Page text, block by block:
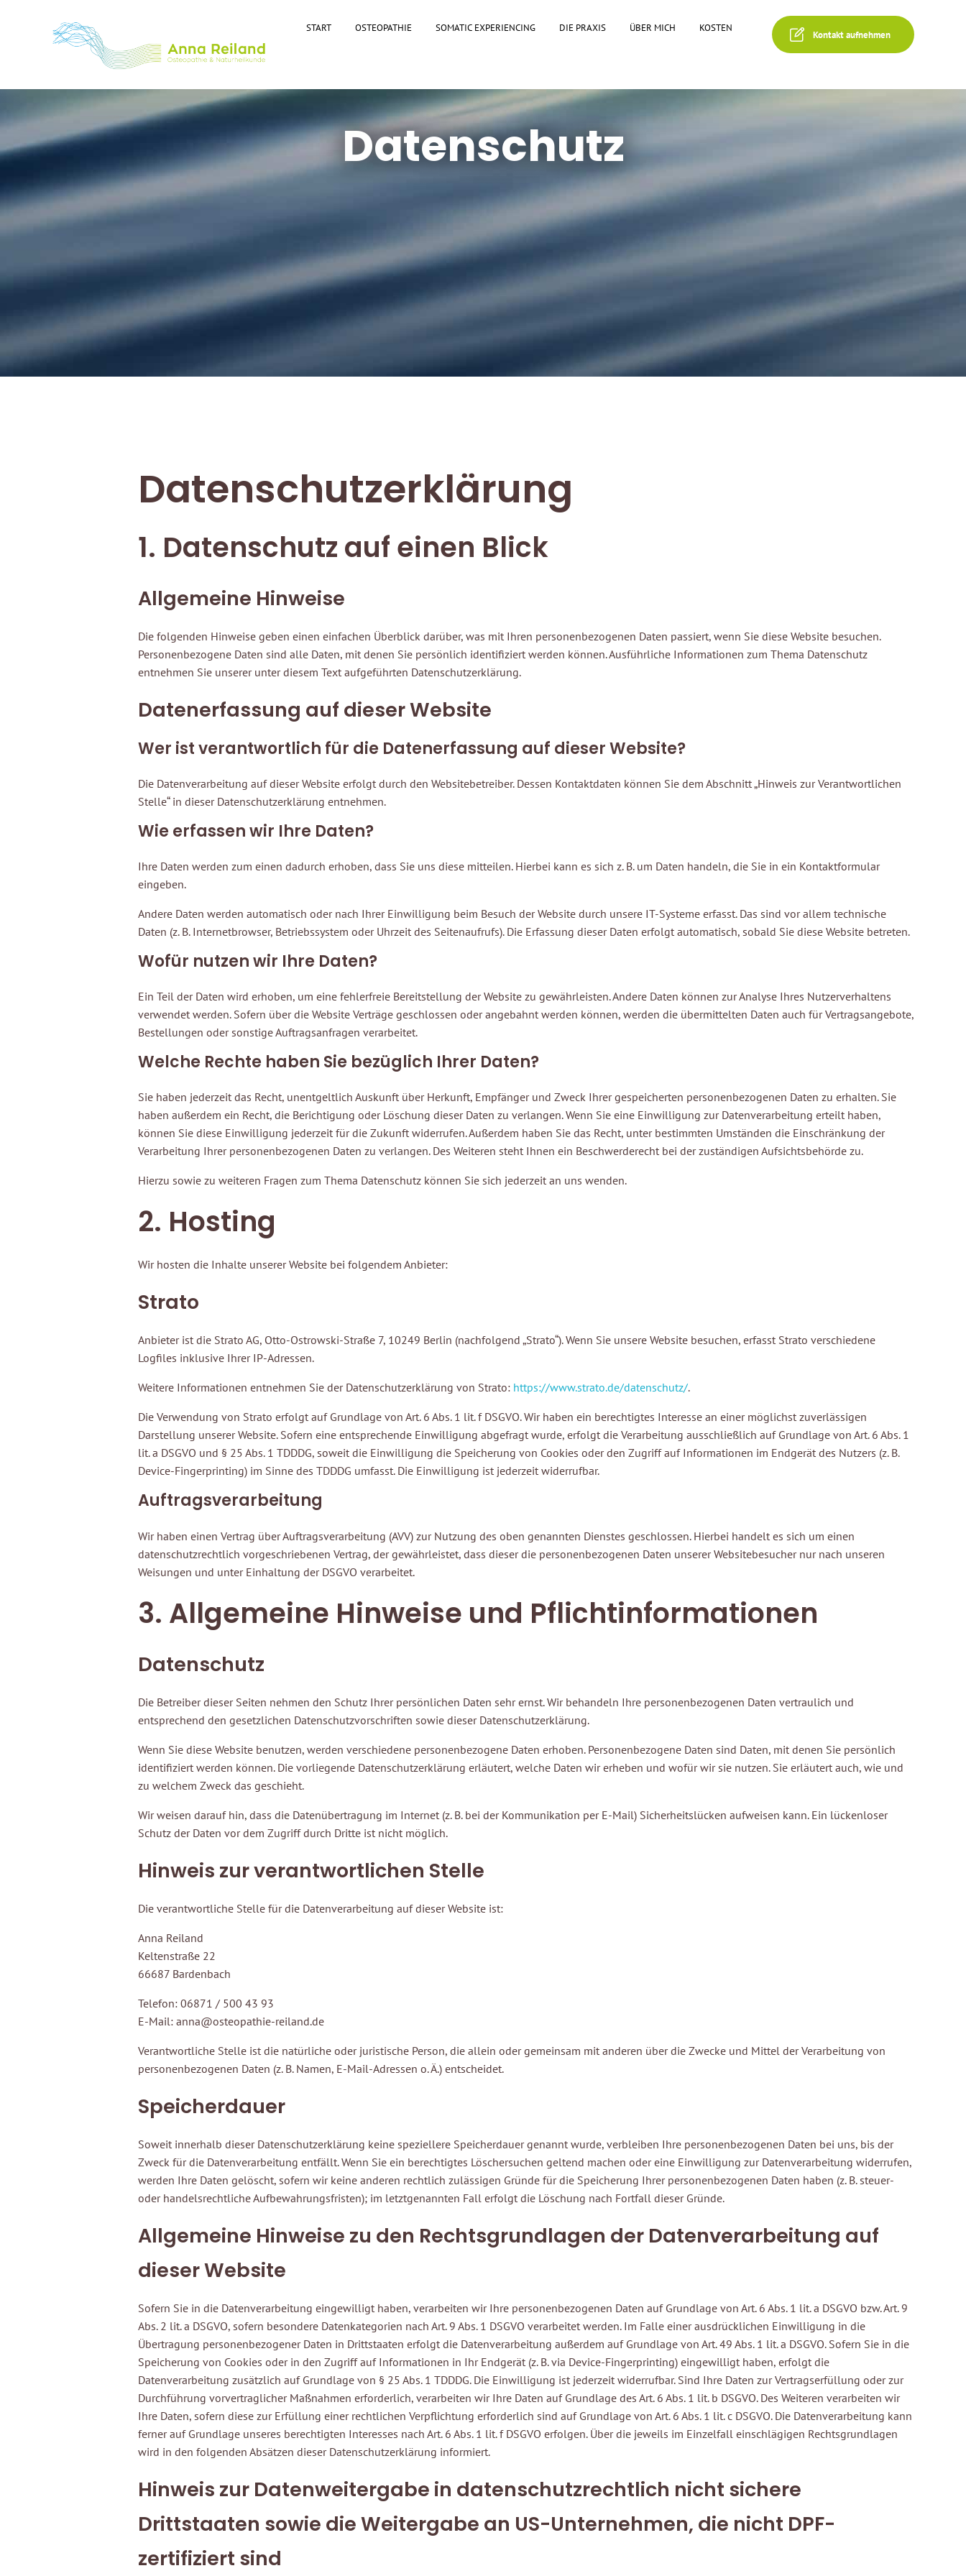
START OSTEOPATHIE SOMATIC EXPERIENCING DIE PRAXIS ÜBER MICH KOSTEN
Kontakt aufnehmen
Datenschutz
Datenschutz­erklärung
1. Datenschutz auf einen Blick
Allgemeine Hinweise
Die folgenden Hinweise geben einen einfachen Überblick darüber, was mit Ihren personenbezogenen Daten passiert, wenn Sie diese Website besuchen.
Personenbezogene Daten sind alle Daten, mit denen Sie persönlich identifiziert werden können. Ausführliche Informationen zum Thema Datenschutz
entnehmen Sie unserer unter diesem Text aufgeführten Datenschutzerklärung.
Datenerfassung auf dieser Website
Wer ist verantwortlich für die Datenerfassung auf dieser Website?
Die Datenverarbeitung auf dieser Website erfolgt durch den Websitebetreiber. Dessen Kontaktdaten können Sie dem Abschnitt „Hinweis zur Verantwortlichen
Stelle“ in dieser Datenschutzerklärung entnehmen.
Wie erfassen wir Ihre Daten?
Ihre Daten werden zum einen dadurch erhoben, dass Sie uns diese mitteilen. Hierbei kann es sich z. B. um Daten handeln, die Sie in ein Kontaktformular
eingeben.
Andere Daten werden automatisch oder nach Ihrer Einwilligung beim Besuch der Website durch unsere IT-Systeme erfasst. Das sind vor allem technische
Daten (z. B. Internetbrowser, Betriebssystem oder Uhrzeit des Seitenaufrufs). Die Erfassung dieser Daten erfolgt automatisch, sobald Sie diese Website betreten.
Wofür nutzen wir Ihre Daten?
Ein Teil der Daten wird erhoben, um eine fehlerfreie Bereitstellung der Website zu gewährleisten. Andere Daten können zur Analyse Ihres Nutzerverhaltens
verwendet werden. Sofern über die Website Verträge geschlossen oder angebahnt werden können, werden die übermittelten Daten auch für Vertragsangebote,
Bestellungen oder sonstige Auftragsanfragen verarbeitet.
Welche Rechte haben Sie bezüglich Ihrer Daten?
Sie haben jederzeit das Recht, unentgeltlich Auskunft über Herkunft, Empfänger und Zweck Ihrer gespeicherten personenbezogenen Daten zu erhalten. Sie
haben außerdem ein Recht, die Berichtigung oder Löschung dieser Daten zu verlangen. Wenn Sie eine Einwilligung zur Datenverarbeitung erteilt haben,
können Sie diese Einwilligung jederzeit für die Zukunft widerrufen. Außerdem haben Sie das Recht, unter bestimmten Umständen die Einschränkung der
Verarbeitung Ihrer personenbezogenen Daten zu verlangen. Des Weiteren steht Ihnen ein Beschwerderecht bei der zuständigen Aufsichtsbehörde zu.
Hierzu sowie zu weiteren Fragen zum Thema Datenschutz können Sie sich jederzeit an uns wenden.
2. Hosting
Wir hosten die Inhalte unserer Website bei folgendem Anbieter:
Strato
Anbieter ist die Strato AG, Otto-Ostrowski-Straße 7, 10249 Berlin (nachfolgend „Strato“). Wenn Sie unsere Website besuchen, erfasst Strato verschiedene
Logfiles inklusive Ihrer IP-Adressen.
Weitere Informationen entnehmen Sie der Datenschutzerklärung von Strato: https://www.strato.de/datenschutz/.
Die Verwendung von Strato erfolgt auf Grundlage von Art. 6 Abs. 1 lit. f DSGVO. Wir haben ein berechtigtes Interesse an einer möglichst zuverlässigen
Darstellung unserer Website. Sofern eine entsprechende Einwilligung abgefragt wurde, erfolgt die Verarbeitung ausschließlich auf Grundlage von Art. 6 Abs. 1
lit. a DSGVO und § 25 Abs. 1 TDDDG, soweit die Einwilligung die Speicherung von Cookies oder den Zugriff auf Informationen im Endgerät des Nutzers (z. B.
Device-Fingerprinting) im Sinne des TDDDG umfasst. Die Einwilligung ist jederzeit widerrufbar.
Auftragsverarbeitung
Wir haben einen Vertrag über Auftragsverarbeitung (AVV) zur Nutzung des oben genannten Dienstes geschlossen. Hierbei handelt es sich um einen
datenschutzrechtlich vorgeschriebenen Vertrag, der gewährleistet, dass dieser die personenbezogenen Daten unserer Websitebesucher nur nach unseren
Weisungen und unter Einhaltung der DSGVO verarbeitet.
3. Allgemeine Hinweise und Pflicht­informationen
Datenschutz
Die Betreiber dieser Seiten nehmen den Schutz Ihrer persönlichen Daten sehr ernst. Wir behandeln Ihre personenbezogenen Daten vertraulich und
entsprechend den gesetzlichen Datenschutzvorschriften sowie dieser Datenschutzerklärung.
Wenn Sie diese Website benutzen, werden verschiedene personenbezogene Daten erhoben. Personenbezogene Daten sind Daten, mit denen Sie persönlich
identifiziert werden können. Die vorliegende Datenschutzerklärung erläutert, welche Daten wir erheben und wofür wir sie nutzen. Sie erläutert auch, wie und
zu welchem Zweck das geschieht.
Wir weisen darauf hin, dass die Datenübertragung im Internet (z. B. bei der Kommunikation per E-Mail) Sicherheitslücken aufweisen kann. Ein lückenloser
Schutz der Daten vor dem Zugriff durch Dritte ist nicht möglich.
Hinweis zur verantwortlichen Stelle
Die verantwortliche Stelle für die Datenverarbeitung auf dieser Website ist:
Anna Reiland
Keltenstraße 22
66687 Bardenbach
Telefon: 06871 / 500 43 93
E-Mail: anna@osteopathie-reiland.de
Verantwortliche Stelle ist die natürliche oder juristische Person, die allein oder gemeinsam mit anderen über die Zwecke und Mittel der Verarbeitung von
personenbezogenen Daten (z. B. Namen, E-Mail-Adressen o. Ä.) entscheidet.
Speicherdauer
Soweit innerhalb dieser Datenschutzerklärung keine speziellere Speicherdauer genannt wurde, verbleiben Ihre personenbezogenen Daten bei uns, bis der
Zweck für die Datenverarbeitung entfällt. Wenn Sie ein berechtigtes Löschersuchen geltend machen oder eine Einwilligung zur Datenverarbeitung widerrufen,
werden Ihre Daten gelöscht, sofern wir keine anderen rechtlich zulässigen Gründe für die Speicherung Ihrer personenbezogenen Daten haben (z. B. steuer-
oder handelsrechtliche Aufbewahrungsfristen); im letztgenannten Fall erfolgt die Löschung nach Fortfall dieser Gründe.
Allgemeine Hinweise zu den Rechtsgrundlagen der Datenverarbeitung auf
dieser Website
Sofern Sie in die Datenverarbeitung eingewilligt haben, verarbeiten wir Ihre personenbezogenen Daten auf Grundlage von Art. 6 Abs. 1 lit. a DSGVO bzw. Art. 9
Abs. 2 lit. a DSGVO, sofern besondere Datenkategorien nach Art. 9 Abs. 1 DSGVO verarbeitet werden. Im Falle einer ausdrücklichen Einwilligung in die
Übertragung personenbezogener Daten in Drittstaaten erfolgt die Datenverarbeitung außerdem auf Grundlage von Art. 49 Abs. 1 lit. a DSGVO. Sofern Sie in die
Speicherung von Cookies oder in den Zugriff auf Informationen in Ihr Endgerät (z. B. via Device-Fingerprinting) eingewilligt haben, erfolgt die
Datenverarbeitung zusätzlich auf Grundlage von § 25 Abs. 1 TDDDG. Die Einwilligung ist jederzeit widerrufbar. Sind Ihre Daten zur Vertragserfüllung oder zur
Durchführung vorvertraglicher Maßnahmen erforderlich, verarbeiten wir Ihre Daten auf Grundlage des Art. 6 Abs. 1 lit. b DSGVO. Des Weiteren verarbeiten wir
Ihre Daten, sofern diese zur Erfüllung einer rechtlichen Verpflichtung erforderlich sind auf Grundlage von Art. 6 Abs. 1 lit. c DSGVO. Die Datenverarbeitung kann
ferner auf Grundlage unseres berechtigten Interesses nach Art. 6 Abs. 1 lit. f DSGVO erfolgen. Über die jeweils im Einzelfall einschlägigen Rechtsgrundlagen
wird in den folgenden Absätzen dieser Datenschutzerklärung informiert.
Hinweis zur Datenweitergabe in datenschutzrechtlich nicht sichere
Drittstaaten sowie die Weitergabe an US-Unternehmen, die nicht DPF-
zertifiziert sind